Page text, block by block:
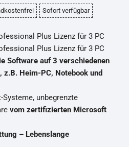
Sofort verfügbar
Plus Lizenz für 3 PC
Plus Lizenz für 3 PC
Software auf 3 verschiedenen
Heim-PC, Notebook und
unbegrenzte
vom zertifizierten Microsoft
– Lebenslange